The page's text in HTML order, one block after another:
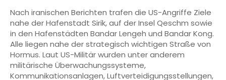
Nach iranischen Berichten trafen die US-Angriffe Ziele
nahe der Hafenstadt Sirik, auf der Insel Qeschm sowie
in den Hafenstädten Bandar Lengeh und Bandar Kong.
Alle liegen nahe der strategisch wichtigen Straße von
Hormus. Laut US-Militär wurden unter anderem
militärische Überwachungssysteme,
Kommunikationsanlagen, Luftverteidigungsstellungen,